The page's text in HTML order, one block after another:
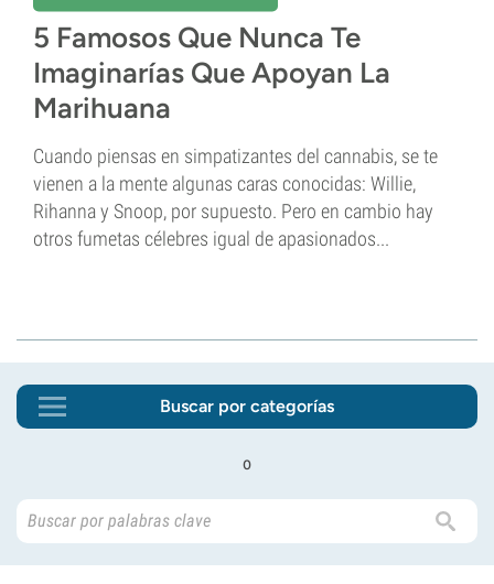
5 Famosos Que Nunca Te
Imaginarías Que Apoyan La
Marihuana
Cuando piensas en simpatizantes del cannabis, se te
vienen a la mente algunas caras conocidas: Willie,
Rihanna y Snoop, por supuesto. Pero en cambio hay
otros fumetas célebres igual de apasionados...
Buscar por categorías
o